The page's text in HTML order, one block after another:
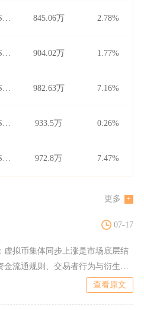
845.06万 2.78%
904.02万 1.77%
982.63万 7.16%
933.5万 0.26%
972.8万 7.47%
更多
07-17
虚拟币集体同步上涨是市场底层结
金流通规则、交易者行为与衍生品
查看原文